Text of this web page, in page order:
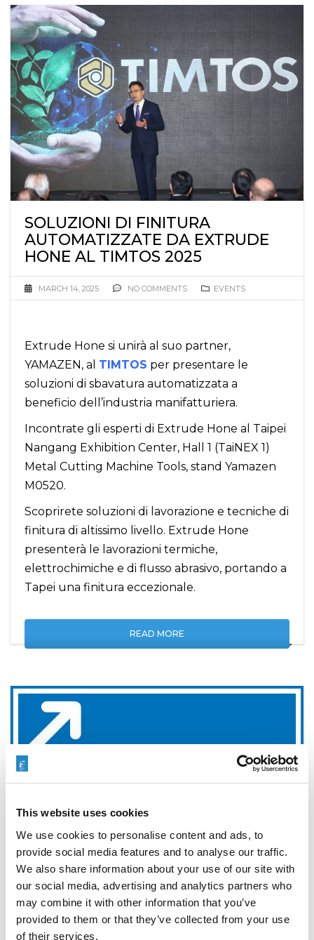
This website uses cookies
We use cookies to personalise content and ads, to
provide social media features and to analyse our traffic.
We also share information about your use of our site with
our social media, advertising and analytics partners who
may combine it with other information that you’ve
provided to them or that they’ve collected from your use
of their services.
SOLUZIONI DI FINITURA
AUTOMATIZZATE DA EXTRUDE
HONE AL TIMTOS 2025
MARCH 14, 2025 NO COMMENTS EVENTS
Extrude Hone si unirà al suo partner,
YAMAZEN, al TIMTOS per presentare le
soluzioni di sbavatura automatizzata a
beneficio dell’industria manifatturiera.
Incontrate gli esperti di Extrude Hone al Taipei
Nangang Exhibition Center, Hall 1 (TaiNEX 1)
Metal Cutting Machine Tools, stand Yamazen
M0520.
Scoprirete soluzioni di lavorazione e tecniche di
finitura di altissimo livello. Extrude Hone
presenterà le lavorazioni termiche,
elettrochimiche e di flusso abrasivo, portando a
Tapei una finitura eccezionale.
READ MORE
SOLUZIONI DI FINITURA
AUTOMATIZZATE DA EXTRUDE
HONE A MECSPE 2025